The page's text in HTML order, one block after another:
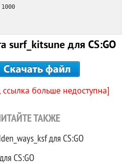
surf_kitsune для CS:GO
больше недоступна]
ТАКЖЕ
для CS:GO
CS:GO